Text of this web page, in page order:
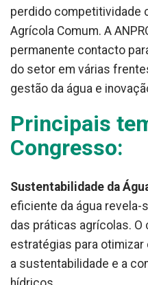
perdido competitividade
Agrícola Comum. A
permanente contacto
do setor em várias
gestão da água e
Principais
Congresso:
Sustentabilidade da
eficiente da água
das práticas agrícolas.
estratégias para otimizar
a sustentabilidade e a